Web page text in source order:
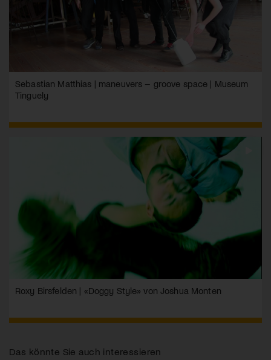
Sebastian Matthias | maneuvers – groove space | Museum
Tinguely
Roxy Birsfelden | «Doggy Style» von Joshua Monten
Das könnte Sie auch interessieren